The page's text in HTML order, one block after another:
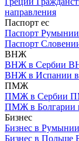
направления
Паспорт ес
Паспорт Румынии
Паспорт
ВНЖ
ВНЖ в Сербии
ВНЖ в Испании
ПМЖ
ПМЖ в Сербии
ПМЖ в Болгарии
Бизнес
Бизнес в Румынии
Бизнес в Польше